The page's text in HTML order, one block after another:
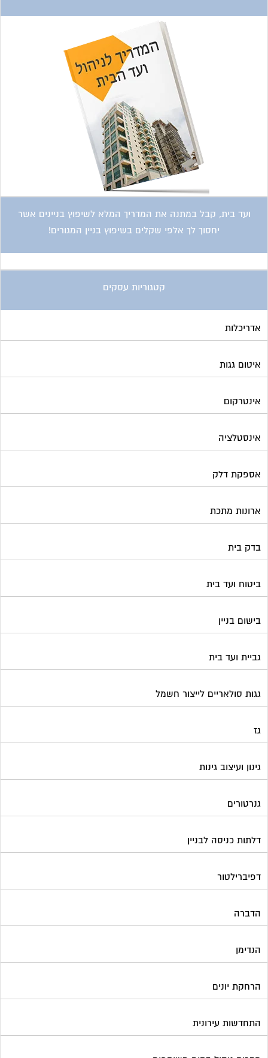
ועד בית, קבל במתנה את המדריך המלא לשיפוץ בניינים אשר
יחסוך לך אלפי שקלים בשיפוץ בניין המגורים!
קטגוריות עסקים
אדריכלות
איטום גגות
אינטרקום
אינסטלציה
אספקת דלק
ארונות מתכת
בדק בית
ביטוח ועד בית
בישום בניין
גביית ועד בית
גגות סולאריים לייצור חשמל
גז
גינון ועיצוב גינות
גנרטורים
דלתות כניסה לבניין
דפיברילטור
הדברה
הנדימן
הרחקת יונים
התחדשות עירונית